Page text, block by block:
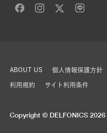
ABOUT US 個人情報保護方針
利用規約 サイト利用条件
Copyright © DELFONICS 2026